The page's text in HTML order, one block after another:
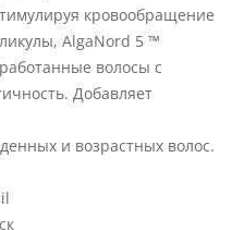
кровообращение
AlgaNord 5 ™
волосы с
Добавляет
и возрастных волос.